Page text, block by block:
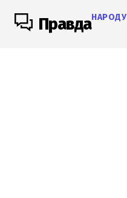
ПравдаНАРОДУ